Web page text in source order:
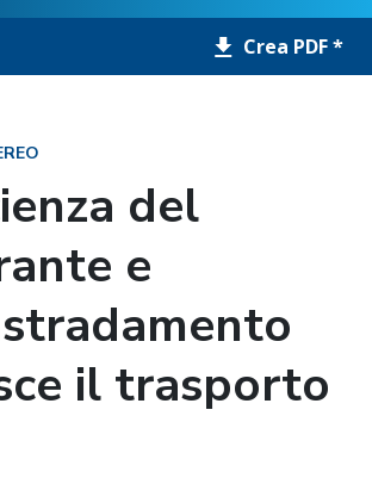
Crea PDF *
del
e
il trasporto